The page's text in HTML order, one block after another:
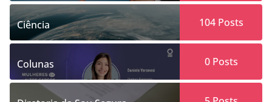
Ciência 104Posts
Colunas 0Posts